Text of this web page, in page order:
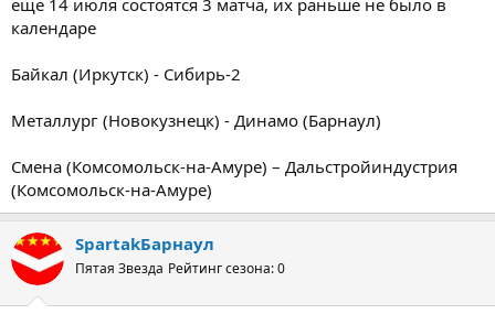
еще 14 июля состоятся 3 матча, их раньше не было в
календаре
Байкал (Иркутск) - Сибирь-2
Металлург (Новокузнецк) - Динамо (Барнаул)
Смена (Комсомольск-на-Амуре) – Дальстройиндустрия
(Комсомольск-на-Амуре)
SpartakБарнаул
Пятая Звезда Рейтинг сезона: 0